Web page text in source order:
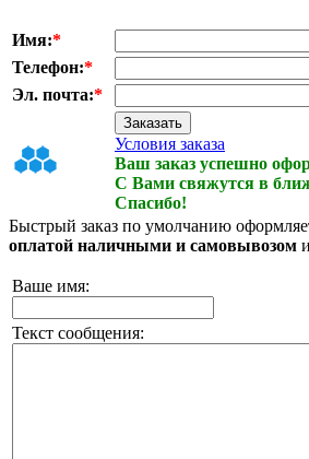
Имя:*
Телефон:*
Эл. почта:*
Условия заказа
Ваш заказ успешно
С Вами свяжутся в
Спасибо!
Быстрый заказ по умолчанию
оплатой наличными и самовывозом
Ваше имя:
Текст сообщения: